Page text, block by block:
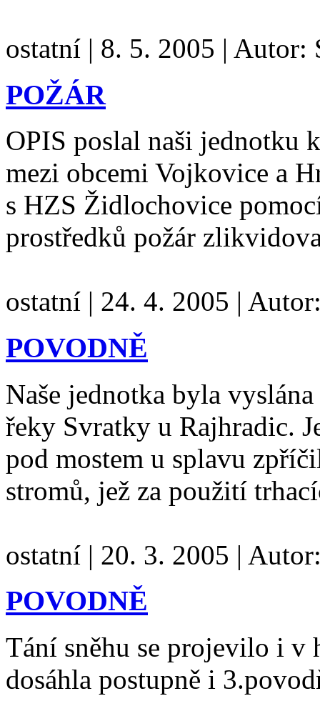
ostatní | 8. 5. 2005 | Autor:
POŽÁR
OPIS poslal naši jednotku
mezi obcemi Vojkovice a
s HZS Židlochovice
prostředků požár
ostatní | 24. 4. 2005 |
POVODNĚ
Naše jednotka byla
řeky Svratky u Rajhradic.
pod mostem u splavu
stromů, jež za použití
ostatní | 20. 3. 2005 |
POVODNĚ
Tání sněhu se projevilo i v
dosáhla postupně i